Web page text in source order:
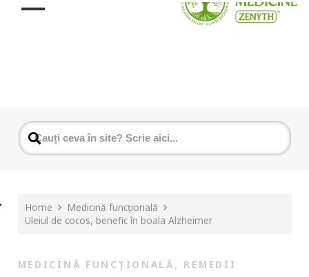
Home
Medicină funcțională
Uleiul de cocos, benefic în boala Alzheimer
MEDICINĂ FUNCȚIONALĂ , REMEDII